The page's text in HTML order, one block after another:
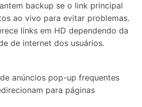
backup se o link principal
ao vivo para evitar problemas.
links em HD dependendo da
de internet dos usuários.
anúncios pop-up frequentes
para páginas